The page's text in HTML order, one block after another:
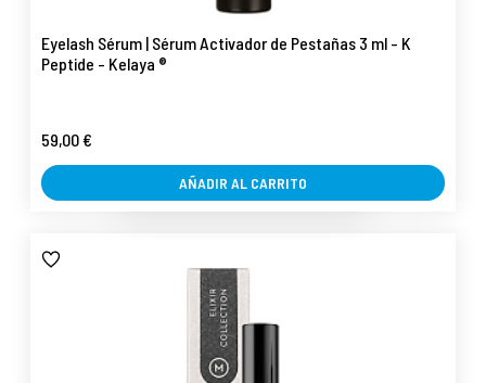
Eyelash Sérum | Sérum Activador de Pestañas 3 ml - K
Peptide - Kelaya ®
59,00 €
AÑADIR AL CARRITO